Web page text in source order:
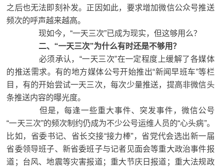
之后也无法即刻补发。正因如此，要求增加微信公众号推送
频次的呼声越来越高。
现如今，“一天三次”已成为现实，但这够用么？
二、“一天三次”为什么有时还是不够用？
必须承认，“一天三次”在一定程度上缓解了各媒体
的推送需求。有的地方媒体公号开始推出“新闻早班车”等栏
目，有的开始尝试一天三次，每次少量推送，提高非微信头
条推送内容的曝光度。
但是，每逢一些重大事件、突发事件，微信公号
“一天三次”的频次制约仍成为不少公号运维人员的“心头病”。
比如，省委书记、省长交接“接力棒”，省党代会选出新一届
省委领导班子、新省委班子与记者见面会等重大政治事件报
道；台风、地震等灾害报道；重大节庆日报道；重大法规政